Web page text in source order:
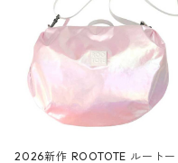
2026新作 ROOTOTE ルートー